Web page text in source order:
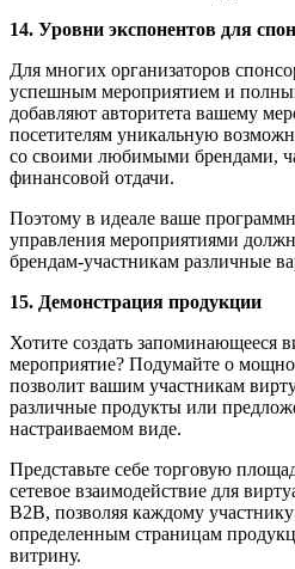
14. Уровни экспонентов для
Для многих организаторов
успешным мероприятием и
добавляют авторитета вашему
посетителям уникальную
со своими любимыми брендами,
финансовой отдачи.
Поэтому в идеале ваше
управления мероприятиями
брендам-участникам различные
15. Демонстрация продукции
Хотите создать запоминающееся
мероприятие? Подумайте о
позволит вашим участникам
различные продукты или
настраиваемом виде.
Представьте себе торговую
сетевое взаимодействие для
B2B, позволяя каждому
определенным страницам
витрину.